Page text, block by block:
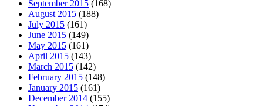
September 2015 (168)
August 2015 (188)
July 2015 (161)
June 2015 (149)
May 2015 (161)
April 2015 (143)
March 2015 (142)
February 2015 (148)
January 2015 (161)
December 2014 (155)